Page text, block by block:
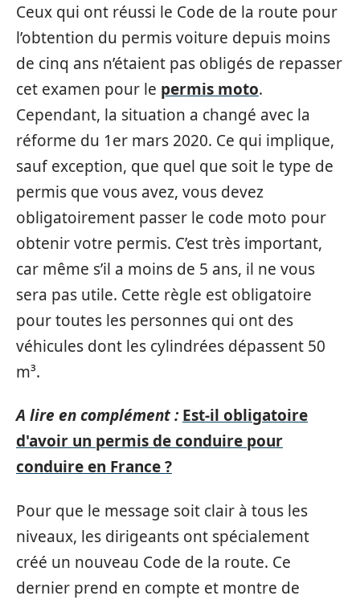
Ceux qui ont réussi le Code de la route pour
l’obtention du permis voiture depuis moins
de cinq ans n’étaient pas obligés de repasser
cet examen pour le permis moto.
Cependant, la situation a changé avec la
réforme du 1er mars 2020. Ce qui implique,
sauf exception, que quel que soit le type de
permis que vous avez, vous devez
obligatoirement passer le code moto pour
obtenir votre permis. C’est très important,
car même s’il a moins de 5 ans, il ne vous
sera pas utile. Cette règle est obligatoire
pour toutes les personnes qui ont des
véhicules dont les cylindrées dépassent 50
m³.
A lire en complément : Est-il obligatoire
d'avoir un permis de conduire pour
conduire en France ?
Pour que le message soit clair à tous les
niveaux, les dirigeants ont spécialement
créé un nouveau Code de la route. Ce
dernier prend en compte et montre de